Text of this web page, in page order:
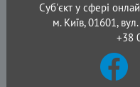
Суб'єкт у сфері
м. Київ, 01601,
+38